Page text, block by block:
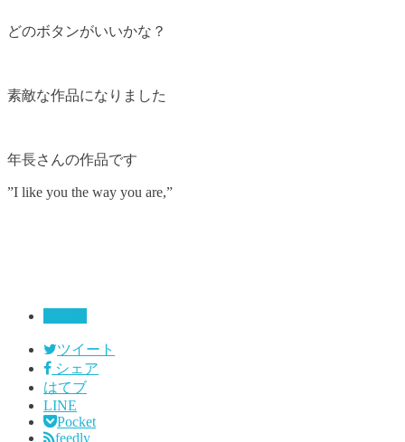
どのボタンがいいかな？
素敵な作品になりました
年長さんの作品です
”I like you the way you are,”
ツイート
シェア
はてブ
LINE
Pocket
feedly